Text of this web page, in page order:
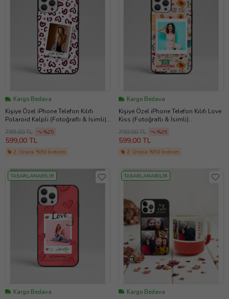
Kargo Bedava
Kişiye Özel iPhone Telefon Kılıfı
Polaroid Kalpli (Fotoğraflı & İsimli)
tasarla kutla
799,00 TL %25
599,00 TL
2. Ürüne %50 İndirim
Kargo Bedava
Kişiye Özel iPhone Telefon Kılıfı Love
Kiss (Fotoğraflı & İsimli)
11/13/14/14Pro/14ProMax/15/15Pro/1
5ProMax/16/16E/16Plus/16Pro/16Pro
Max/17/17Air/17Pro/17ProMax
799,00 TL %25
599,00 TL
2. Ürüne %50 İndirim
TASARLANABİLİR
Kargo Bedava
TASARLANABİLİR
Kargo Bedava